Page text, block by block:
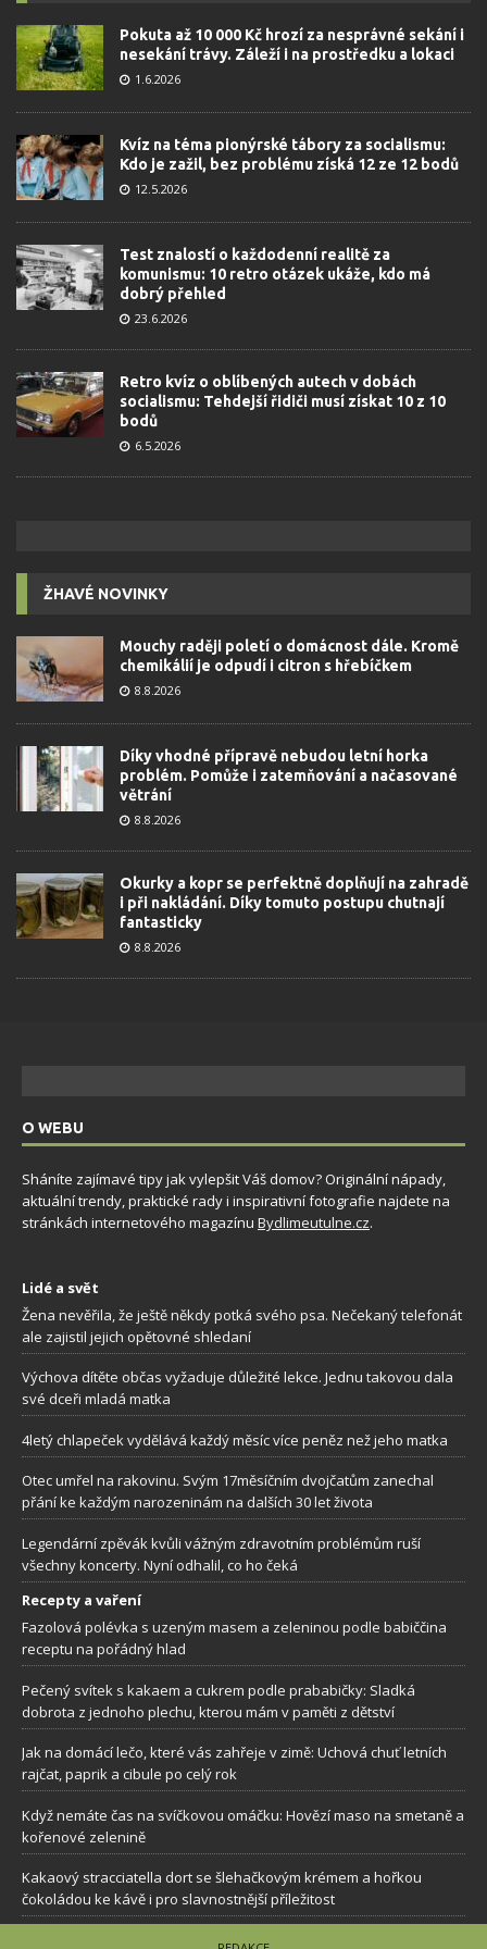
Pokuta až 10 000 Kč hrozí za nesprávné sekání i
nesekání trávy. Záleží i na prostředku a lokaci
1.6.2026
Kvíz na téma pionýrské tábory za socialismu:
Kdo je zažil, bez problému získá 12 ze 12 bodů
12.5.2026
Test znalostí o každodenní realitě za
komunismu: 10 retro otázek ukáže, kdo má
dobrý přehled
23.6.2026
Retro kvíz o oblíbených autech v dobách
socialismu: Tehdejší řidiči musí získat 10 z 10
bodů
6.5.2026
ŽHAVÉ NOVINKY
Mouchy raději poletí o domácnost dále. Kromě
chemikálií je odpudí i citron s hřebíčkem
8.8.2026
Díky vhodné přípravě nebudou letní horka
problém. Pomůže i zatemňování a načasované
větrání
8.8.2026
Okurky a kopr se perfektně doplňují na zahradě
i při nakládání. Díky tomuto postupu chutnají
fantasticky
8.8.2026
O WEBU
Sháníte zajímavé tipy jak vylepšit Váš domov? Originální nápady,
aktuální trendy, praktické rady i inspirativní fotografie najdete na
stránkách internetového magazínu Bydlimeutulne.cz.
Lidé a svět
Žena nevěřila, že ještě někdy potká svého psa. Nečekaný telefonát
ale zajistil jejich opětovné shledaní
Výchova dítěte občas vyžaduje důležité lekce. Jednu takovou dala
své dceři mladá matka
4letý chlapeček vydělává každý měsíc více peněz než jeho matka
Otec umřel na rakovinu. Svým 17měsíčním dvojčatům zanechal
přání ke každým narozeninám na dalších 30 let života
Legendární zpěvák kvůli vážným zdravotním problémům ruší
všechny koncerty. Nyní odhalil, co ho čeká
Recepty a vaření
Fazolová polévka s uzeným masem a zeleninou podle babiččina
receptu na pořádný hlad
Pečený svítek s kakaem a cukrem podle prababičky: Sladká
dobrota z jednoho plechu, kterou mám v paměti z dětství
Jak na domácí lečo, které vás zahřeje v zimě: Uchová chuť letních
rajčat, paprik a cibule po celý rok
Když nemáte čas na svíčkovou omáčku: Hovězí maso na smetaně a
kořenové zelenině
Kakaový stracciatella dort se šlehačkovým krémem a hořkou
čokoládou ke kávě i pro slavnostnější příležitost